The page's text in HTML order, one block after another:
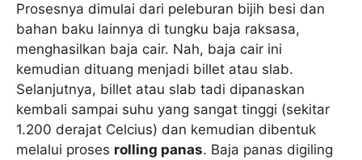
Prosesnya dimulai dari peleburan bijih besi dan
bahan baku lainnya di tungku baja raksasa,
menghasilkan baja cair. Nah, baja cair ini
kemudian dituang menjadi billet atau slab.
Selanjutnya, billet atau slab tadi dipanaskan
kembali sampai suhu yang sangat tinggi (sekitar
1.200 derajat Celcius) dan kemudian dibentuk
melalui proses rolling panas. Baja panas digiling